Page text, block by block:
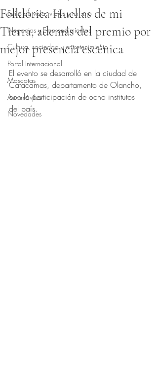
Estilo de vida, viajes y turismo
Negocios y Emprendimientos
Cultura, sociedad y entretenimiento
Portal Internacional
Mascotas
Automóviles
Novedades
Folklórica Huellas de mi
Tierra, además del premio por
mejor presencia escénica
Obtuvo NaN de 5 estrellas.
El evento se desarrolló en la ciudad de
Catacamas, departamento de Olancho,
con la participación de ocho institutos
del país.